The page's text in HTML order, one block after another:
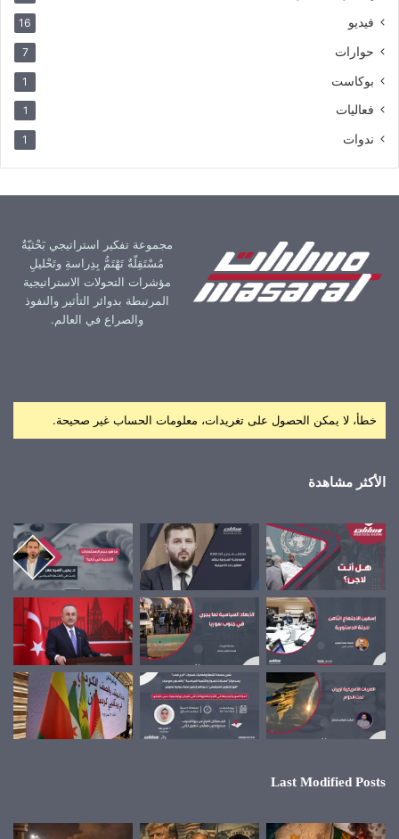
فيديو 16
حوارات 7
بوكاست 1
فعاليات 1
ندوات 1
مجموعة تفكير استراتيجي بَحْثيّةٌ
مُسْتَقِلّةٌ تَهْتَمُّ بِدِراسةِ وتَحْليلِ
مؤشرات التحولات الاستراتيجية
المرتبطة بدوائر التأثير والنفوذ
والصراع في العالم.
خطأ، لا يمكن الحصول على تغريدات، معلومات الحساب غير صحيحة.
الأكثر مشاهدة
Last Modified Posts